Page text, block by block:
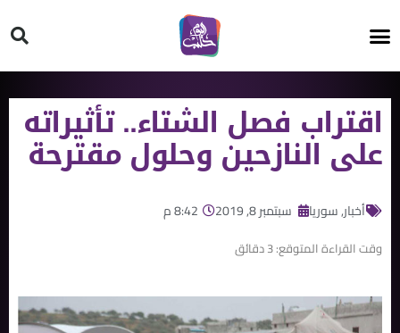
اقتراب فصل الشتاء.. تأثيراته
على النازحين وحلول مقترحة
أخبار,سوريا سبتمبر 8, 2019 8:42 م
وقت القراءة المتوقع:3دقائق